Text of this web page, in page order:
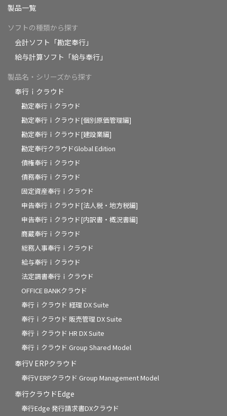
製品一覧
ソフトの種類から探す
会計ソフト「勘定奉行」
給与計算ソフト「給与奉行」
製品名・シリーズから探す
奉行ｉクラウド
勘定奉行ｉクラウド
勘定奉行ｉクラウド[個別原価管理編]
勘定奉行ｉクラウド[建設業編]
勘定奉行クラウドGlobal Edition
債権奉行ｉクラウド
債務奉行ｉクラウド
固定資産奉行ｉクラウド
申告奉行ｉクラウド[法人税・地方税編]
申告奉行ｉクラウド[内訳書・概況書編]
商蔵奉行ｉクラウド
総務人事奉行ｉクラウド
給与奉行ｉクラウド
法定調書奉行ｉクラウド
OFFICE BANKクラウド
奉行ｉクラウド 経理 DX Suite
奉行ｉクラウド 販売管理 DX Suite
奉行ｉクラウド HR DX Suite
奉行ｉクラウド Group Shared Model
奉行V ERPクラウド
奉行V ERPクラウド Group Management Model
奉行クラウドEdge
奉行Edge 発行請求書DXクラウド